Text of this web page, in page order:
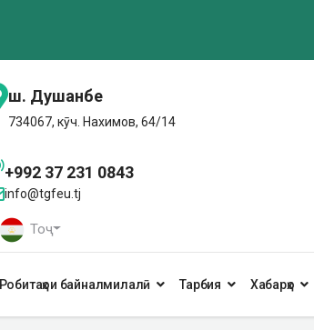
ш. Душанбе
734067, кӯч. Нахимов, 64/14
+992 37 231 0843
info@tgfeu.tj
Тоҷ
Робитаҳои байналмилалӣ Тарбия Хабарҳо